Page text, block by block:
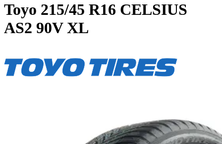
Toyo 215/45 R16 CELSIUS
AS2 90V XL